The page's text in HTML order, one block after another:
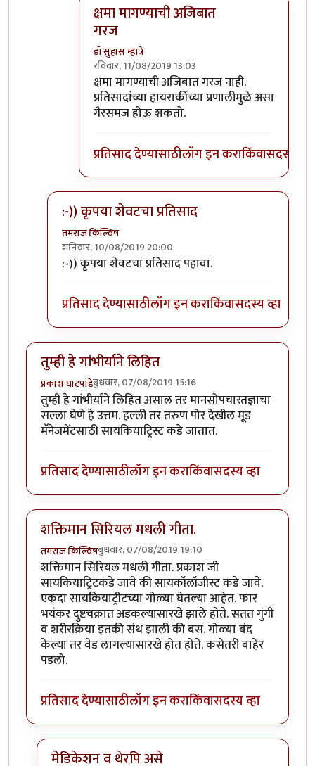
क्षमा मागण्याची अजिबात
गरज
डॉ सुहास म्हात्रे
रविवार, 11/08/2019 13:03
In reply toहोयbyजॉनविक्क
क्षमा मागण्याची अजिबात गरज नाही.
प्रतिसादांच्या हायरार्कीच्या प्रणालीमुळे असा
गैरसमज होऊ शकतो.
प्रतिसाद देण्यासाठीलॉग इन कराकिंवासदस्य व्हा
:-)) कृपया शेवटचा प्रतिसाद
तमराज किल्विष
शनिवार, 10/08/2019 20:00
In reply toगीता मला फार आवडायची. खूप
:-)) कृपया शेवटचा प्रतिसाद पहावा.
प्रतिसाद देण्यासाठीलॉग इन कराकिंवासदस्य व्हा
तुम्ही हे गांभीर्याने लिहित
प्रकाश घाटपांडेबुधवार, 07/08/2019 15:16
तुम्ही हे गांभीर्याने लिहित असाल तर मानसोपचारतज्ञाचा
सल्ला घेणे हे उत्तम. हल्ली तर तरुण पोर देखील मूड
मॅनेजमेंटसाठी सायकियाट्रिस्ट कडे जातात.
प्रतिसाद देण्यासाठीलॉग इन कराकिंवासदस्य व्हा
शक्तिमान सिरियल मधली गीता.
तमराज किल्विषबुधवार, 07/08/2019 19:10
शक्तिमान सिरियल मधली गीता. प्रकाश जी
सायकियाट्रिटकडे जावे की सायकॉलॉजीस्ट कडे जावे.
एकदा सायकियाट्रीटच्या गोळ्या घेतल्या आहेत. फार
भयंकर दुष्टचक्रात अडकल्यासारखे झाले होते. सतत गुंगी
व शरीरक्रिया इतकी संथ झाली की बस. गोळ्या बंद
केल्या तर वेड लागल्यासारखे होत होते. कसेतरी बाहेर
पडलो.
प्रतिसाद देण्यासाठीलॉग इन कराकिंवासदस्य व्हा
मेडिकेशन व थेरपि असे